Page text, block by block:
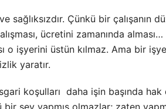
sağlıksızdır. Çünkü bir çalışanın
ücretini zamanında alması…
o işyerini üstün kılmaz. Ama bir
yaratır.
koşulları daha işin başında